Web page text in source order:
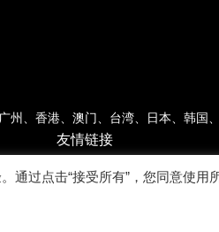
州、香港、澳门、台湾、日本、韩国
友情链接
通过点击“接受所有”，您同意使用